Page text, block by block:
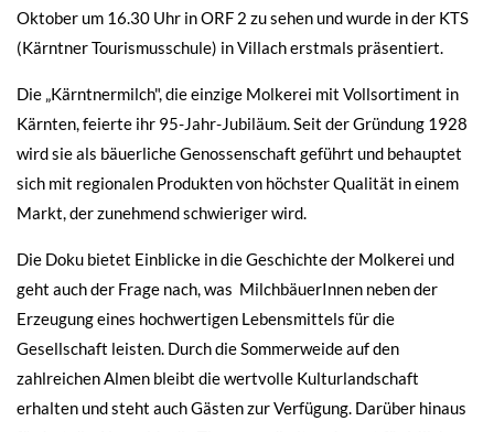
Oktober um 16.30 Uhr in ORF 2 zu sehen und wurde in der KTS
(Kärntner Tourismusschule) in Villach erstmals präsentiert.
Die „Kärntnermilch", die einzige Molkerei mit Vollsortiment in
Kärnten, feierte ihr 95-Jahr-Jubiläum. Seit der Gründung 1928
wird sie als bäuerliche Genossenschaft geführt und behauptet
sich mit regionalen Produkten von höchster Qualität in einem
Markt, der zunehmend schwieriger wird.
Die Doku bietet Einblicke in die Geschichte der Molkerei und
geht auch der Frage nach, was MilchbäuerInnen neben der
Erzeugung eines hochwertigen Lebensmittels für die
Gesellschaft leisten. Durch die Sommerweide auf den
zahlreichen Almen bleibt die wertvolle Kulturlandschaft
erhalten und steht auch Gästen zur Verfügung. Darüber hinaus